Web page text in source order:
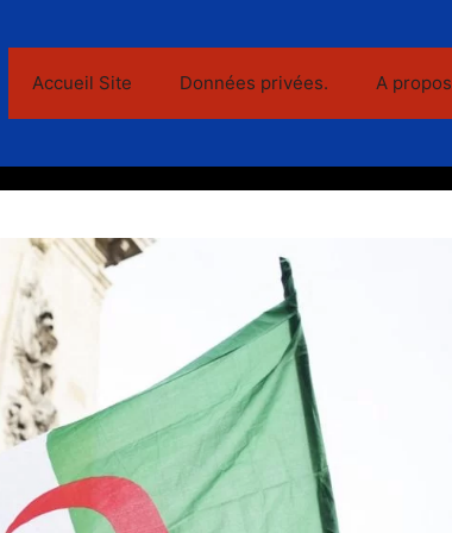
Accueil Site Données privées. A propos